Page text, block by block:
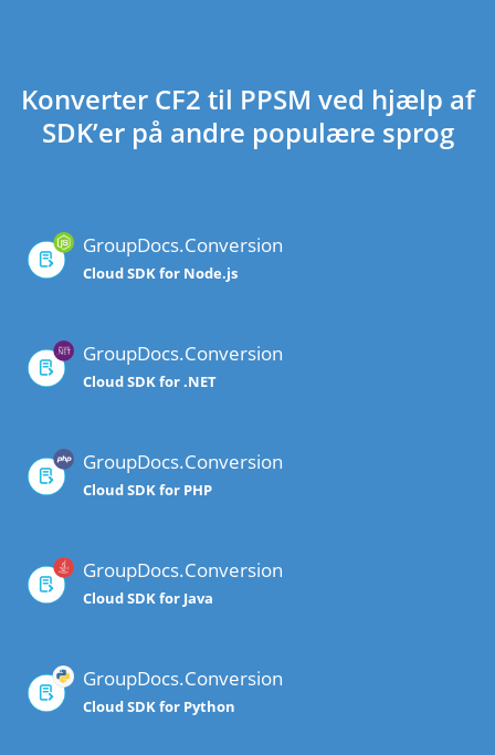
Konverter CF2 til PPSM ved hjælp af
SDK’er på andre populære sprog
GroupDocs.Conversion
Cloud SDK for Node.js
GroupDocs.Conversion
Cloud SDK for .NET
GroupDocs.Conversion
Cloud SDK for PHP
GroupDocs.Conversion
Cloud SDK for Java
GroupDocs.Conversion
Cloud SDK for Python